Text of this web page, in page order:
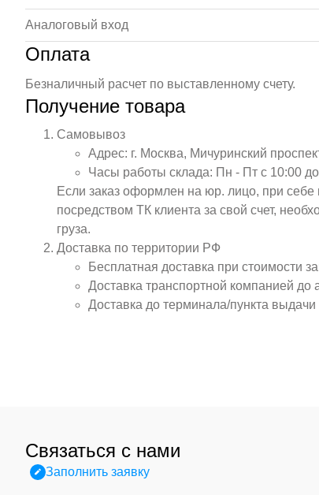
Аналоговый вход
Оплата
Безналичный расчет по выставленному счету.
Получение товара
Самовывоз
Адрес: г. Москва, Мичуринский
Часы работы склада: Пн - Пт с 10:00
Если заказ оформлен на юр. лицо, при себе
посредством ТК клиента за свой счет,
груза.
Доставка по территории РФ
Бесплатная доставка при стоимости
Доставка транспортной компанией
Доставка до терминала/пункта
Связаться с нами
Заполнить заявку